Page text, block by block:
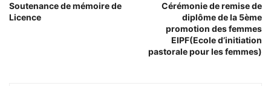
Soutenance de mémoire de
Licence
Cérémonie de remise de
diplôme de la 5ème
promotion des femmes
EIPF(Ecole d’initiation
pastorale pour les femmes)